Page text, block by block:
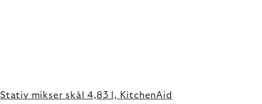
Stativ mikser skål 4,83 l, KitchenAid